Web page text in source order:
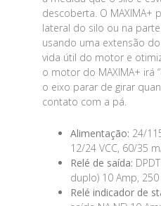
descoberta. O MAXIMA+
lateral do silo ou na
usando uma extensão
vida útil do motor e
o motor do MAXIMA+ irá
o eixo parar de girar
contato com a pá.
Alimentação: 24/
12/24 VCC, 60/35
Relé de saída:
duplo) 10 Amp, 250
Relé indicador de